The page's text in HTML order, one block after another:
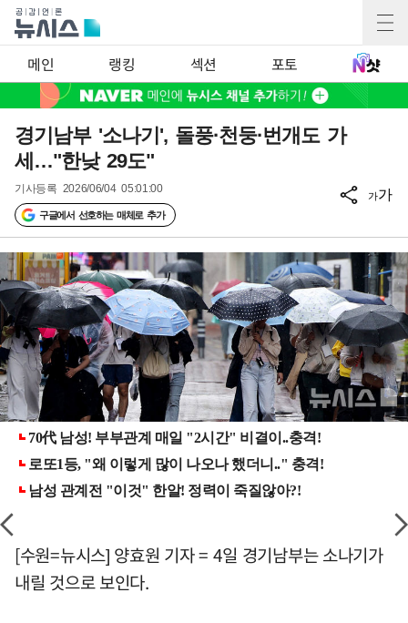
메인 랭킹 섹션 포토
경기남부 '소나기', 돌풍·천둥·번개도 가
세…"한낮 29도"
기사등록 2026/06/04 05:01:00
구글에서 선호하는 매체로 추가
가가
[수원=뉴시스] 양효원 기자 = 4일 경기남부는 소나기가
내릴 것으로 보인다.